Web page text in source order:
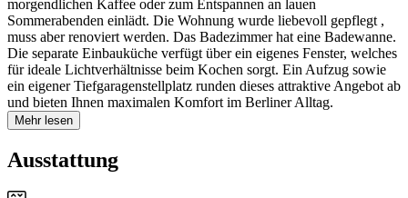
morgendlichen Kaffee oder zum Entspannen an lauen
Sommerabenden einlädt. Die Wohnung wurde liebevoll gepflegt ,
muss aber renoviert werden. Das Badezimmer hat eine Badewanne.
Die separate Einbauküche verfügt über ein eigenes Fenster, welches
für ideale Lichtverhältnisse beim Kochen sorgt. Ein Aufzug sowie
ein eigener Tiefgaragenstellplatz runden dieses attraktive Angebot ab
und bieten Ihnen maximalen Komfort im Berliner Alltag.
Mehr lesen
Ausstattung